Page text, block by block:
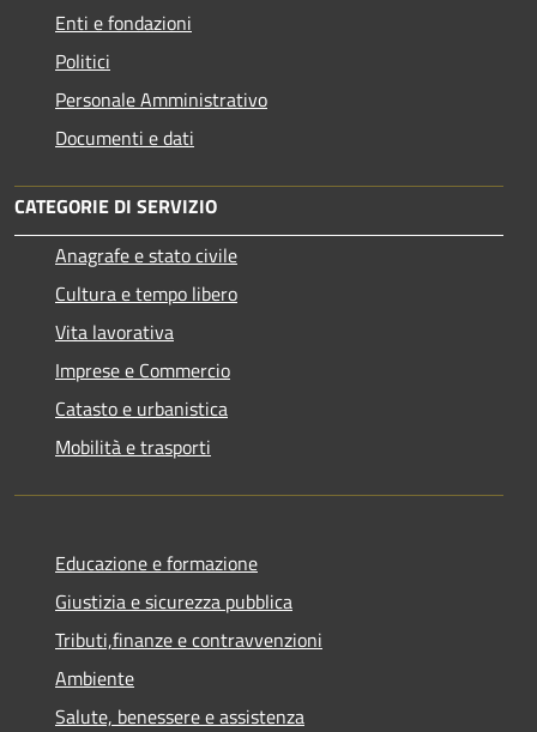
Enti e fondazioni
Politici
Personale Amministrativo
Documenti e dati
CATEGORIE DI SERVIZIO
Anagrafe e stato civile
Cultura e tempo libero
Vita lavorativa
Imprese e Commercio
Catasto e urbanistica
Mobilità e trasporti
Educazione e formazione
Giustizia e sicurezza pubblica
Tributi,finanze e contravvenzioni
Ambiente
Salute, benessere e assistenza